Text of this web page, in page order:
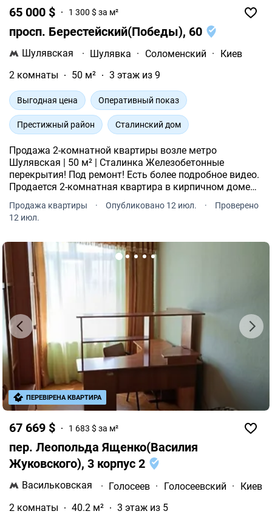
65 000 $ 1 300 $ за м²
просп. Берестейский(Победы), 60
Шулявская · Шулявка · Соломенский ·
Киев
2 комнаты
50 м² 3 этаж из 9
Выгодная цена Оперативный показ
Престижный район Сталинский дом
Продажа 2-комнатной квартиры возле метро
Шулявская | 50 м² | Сталинка Железобетонные
перекрытия! Под ремонт! Есть более подробное видео.
Продается 2-комнатная квартира в кирпичном доме
(сталинка), расположенная всего в 7-10 минутах
ходьбы от станции метро «Шулявская».
Продажа квартиры · Опубликовано 12 июл. ·
Проверено
12 июл.
67 669 $ 1 683 $ за м²
пер. Леопольда Ященко(Василия
Жуковского), 3 корпус 2
Васильковская · Голосеев · Голосеевский ·
Киев
2 комнаты
40.2 м² 3 этаж из 5
ПЕРЕВІРЕНА КВАРТИРА